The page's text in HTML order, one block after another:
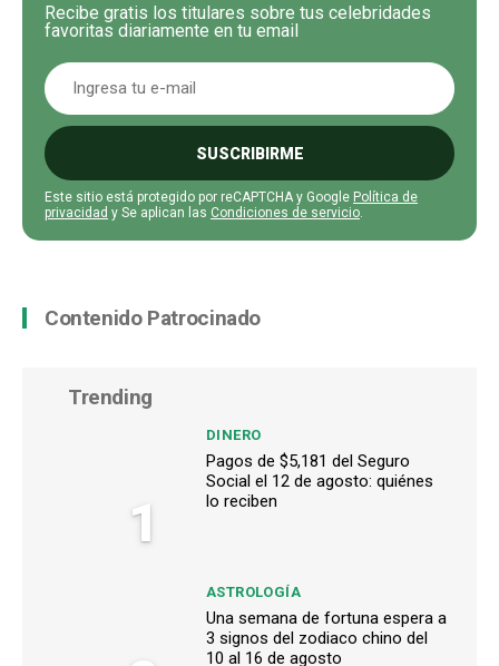
Recibe gratis los titulares sobre tus celebridades
favoritas diariamente en tu email
SUSCRIBIRME
Este sitio está protegido por reCAPTCHA y Google Política de
privacidad y Se aplican las Condiciones de servicio
Contenido Patrocinado
Trending
1
DINERO
Pagos de $5,181 del Seguro
Social el 12 de agosto: quiénes
lo reciben
ASTROLOGÍA
Una semana de fortuna espera a
3 signos del zodiaco chino del
10 al 16 de agosto